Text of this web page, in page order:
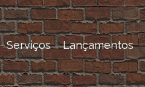
Serviços Lançamentos